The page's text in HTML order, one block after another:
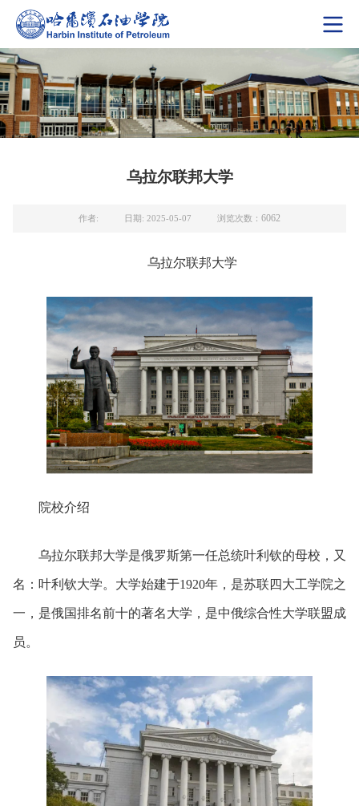
乌拉尔联邦大学
作者: 日期: 2025-05-07 浏览次数： 6062
乌拉尔联邦大学
院校介绍
乌拉尔联邦大学是俄罗斯第一任总统叶利钦的母校，又
名：叶利钦大学。大学始建于1920年，是苏联四大工学院之
一，是俄国排名前十的著名大学，是中俄综合性大学联盟成
员。